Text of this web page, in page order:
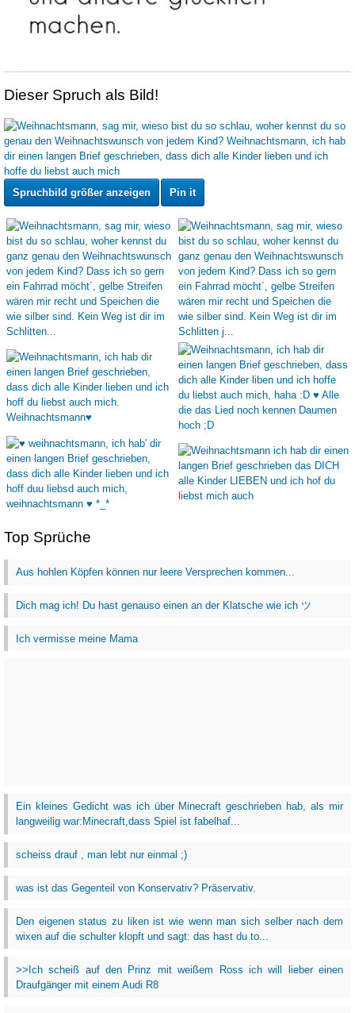
Dieser Spruch als Bild!
Spruchbild größer anzeigen Pin it
Top Sprüche
Aus hohlen Köpfen können nur leere Versprechen kommen...
Dich mag ich! Du hast genauso einen an der Klatsche wie ich ツ
Ich vermisse meine Mama
Ein kleines Gedicht was ich über Minecraft geschrieben hab, als mir
langweilig war:Minecraft,dass Spiel ist fabelhaf...
scheiss drauf , man lebt nur einmal ;)
was ist das Gegenteil von Konservativ? Präservativ.
Den eigenen status zu liken ist wie wenn man sich selber nach dem
wixen auf die schulter klopft und sagt: das hast du to...
>>Ich scheiß auf den Prinz mit weißem Ross ich will lieber einen
Draufgänger mit einem Audi R8